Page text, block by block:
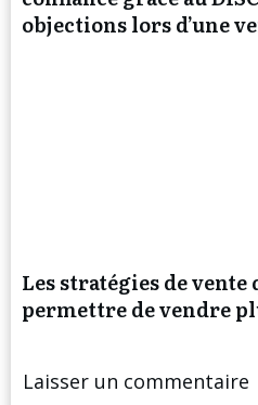
objections lors d’une
Les stratégies de
permettre de vendre
Laisser un commentaire